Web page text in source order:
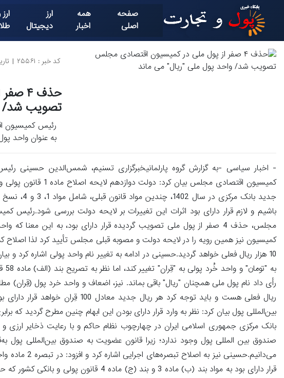
صفحه
اصلی
همه
اخبار
ارز
دیجیتال
طلا
کد خبر : ۲۵۵۶۱ | تاریخ :
حذف
تصویب شد/
رئیس کمیسیون
به عنوان واحد پول ملی
کمیسیون اقتصادی
جدید بانک
باشیم و لازم قرار دارای بود اثرات این تغییرات بر لایحه دولت بررسی شود.رئیس
10 هزار ریال فعلی خواهد گردید.حسینی در ادامه به تغییر نام واحد پولی اشاره کرد و
ریال فعلی هست و باید توجه کرد هر
بین‌المللی پول بیان کرد: نظر به وارد قرار دارای بودن این ابهام چنین مطرح گردید
بانک مرکزی جمهوری اسلامی ایران در چهارچوب نظام حاکم و با رعایت ذخایر ارزی
صندوق بین المللی پول وجود ندارد؛ زیرا قانون عضویت به صندوق بین‌المللی پول
قرار دارای بود به مواد بند (ب) ماده 3 و بند